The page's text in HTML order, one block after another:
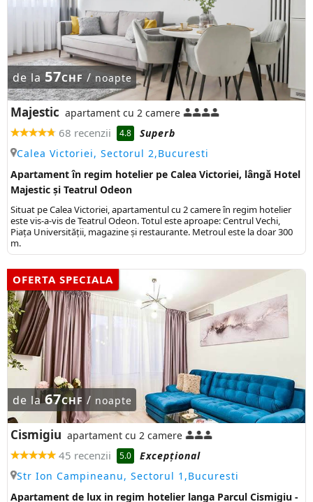
de la 57CHF / noapte
Majestic apartament cu 2 camere
68 recenzii 4.8
Superb
Calea Victoriei, Sectorul 2,Bucuresti
Apartament în regim hotelier pe Calea Victoriei, lângă Hotel
Majestic și Teatrul Odeon
Situat pe Calea Victoriei, apartamentul cu 2 camere în regim hotelier
este vis-a-vis de Teatrul Odeon. Totul este aproape: Centrul Vechi,
Piața Universității, magazine și restaurante. Metroul este la doar 300
m.
OFERTA SPECIALA
de la67CHF / noapte
Cismigiu apartament cu 2 camere
45 recenzii 5.0
Excepţional
Str Ion Campineanu, Sectorul 1,Bucuresti
Apartament de lux in regim hotelier langa Parcul Cismigiu -